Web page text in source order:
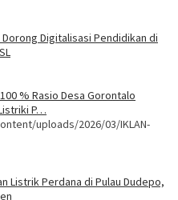
Dorong Digitalisasi Pendidikan di
% Rasio Desa Gorontalo
P…
uploads/2026/03/IKLAN-
Listrik Perdana di Pulau Dudepo,